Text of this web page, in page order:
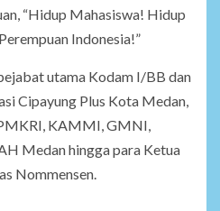
“Hidup Mahasiswa! Hidup
Indonesia!”
utama Kodam I/BB dan
Cipayung Plus Kota Medan,
KAMMI, GMNI,
Medan hingga para Ketua
Nommensen.